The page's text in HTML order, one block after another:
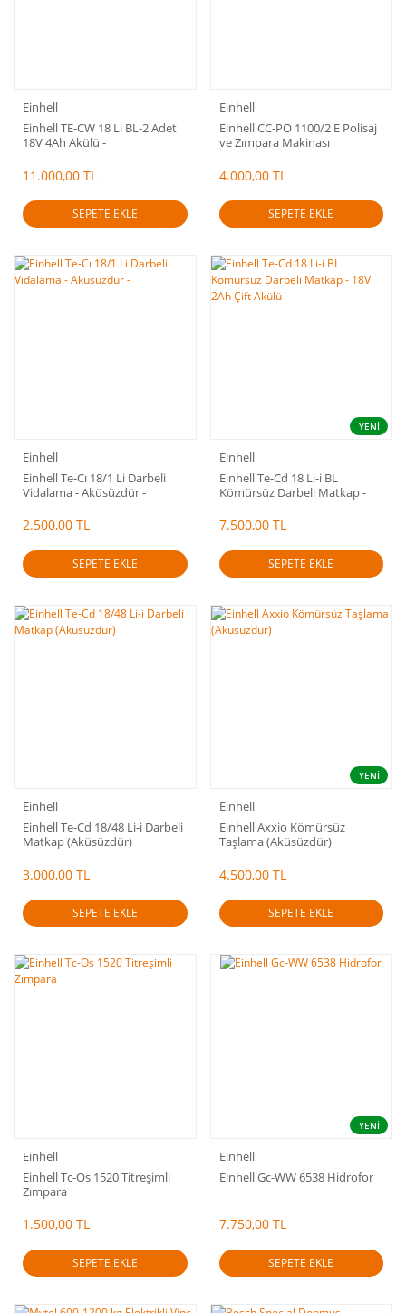
Einhell
Einhell TE-CW 18 Li BL-2 Adet
18V 4Ah Akülü -
Sıkma
11.000,00 TL
SEPETE EKLE
Einhell
Einhell CC-PO 1100/2 E Polisaj
ve Zımpara Makinası
4.000,00 TL
SEPETE EKLE
Einhell
Einhell Te-Cı 18/1 Li Darbeli
Vidalama - Aküsüzdür -
2.500,00 TL
SEPETE EKLE
YENİ
Einhell
Einhell Te-Cd 18 Li-i BL
Kömürsüz Darbeli Matkap -
7.500,00 TL
SEPETE EKLE
Einhell
Einhell Te-Cd 18/48 Li-i Darbeli
Matkap (Aküsüzdür)
3.000,00 TL
SEPETE EKLE
YENİ
Einhell
Einhell Axxio Kömürsüz
Taşlama (Aküsüzdür)
4.500,00 TL
SEPETE EKLE
Einhell
Einhell Tc-Os 1520 Titreşimli
Zımpara
1.500,00 TL
SEPETE EKLE
YENİ
Einhell
Einhell Gc-WW 6538 Hidrofor
7.750,00 TL
SEPETE EKLE